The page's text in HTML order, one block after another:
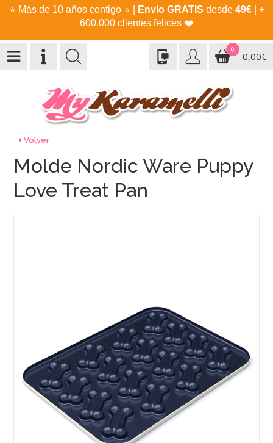
⭐ Más de 10 años contigo ⭐ Envío GRATIS desde 49€| +
600.000 clientes felices ❤️
0
0,00€
Volver
Molde Nordic Ware Puppy
Love Treat Pan